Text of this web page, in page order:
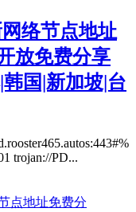
网络节点地址
放免费分享
韩国|新加坡|台
trojan://PD...